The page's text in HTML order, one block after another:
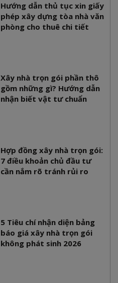
Hướng dẫn thủ tục xin giấy
phép xây dựng tòa nhà văn
phòng cho thuê chi tiết
Xây nhà trọn gói phần thô
gồm những gì? Hướng dẫn
nhận biết vật tư chuẩn
Hợp đồng xây nhà trọn gói:
7 điều khoản chủ đầu tư
cần nắm rõ tránh rủi ro
5 Tiêu chí nhận diện bảng
báo giá xây nhà trọn gói
không phát sinh 2026